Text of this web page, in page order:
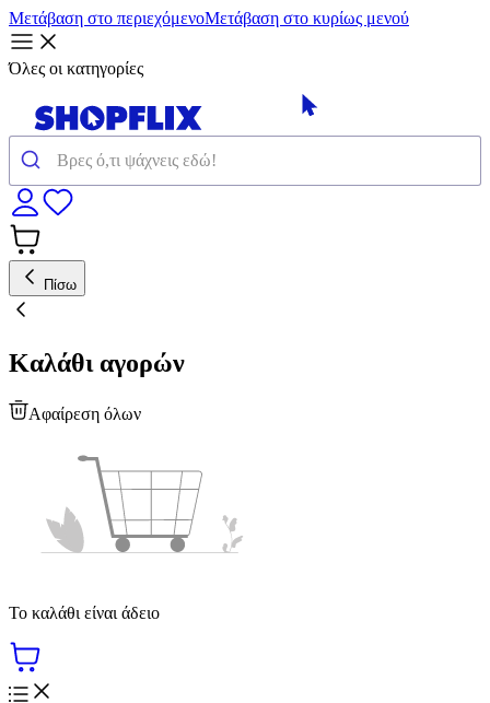
Μετάβαση στο περιεχόμενοΜετάβαση στο κυρίως μενού
Όλες οι κατηγορίες
Πίσω
Καλάθι αγορών
Αφαίρεση όλων
Το καλάθι είναι άδειο